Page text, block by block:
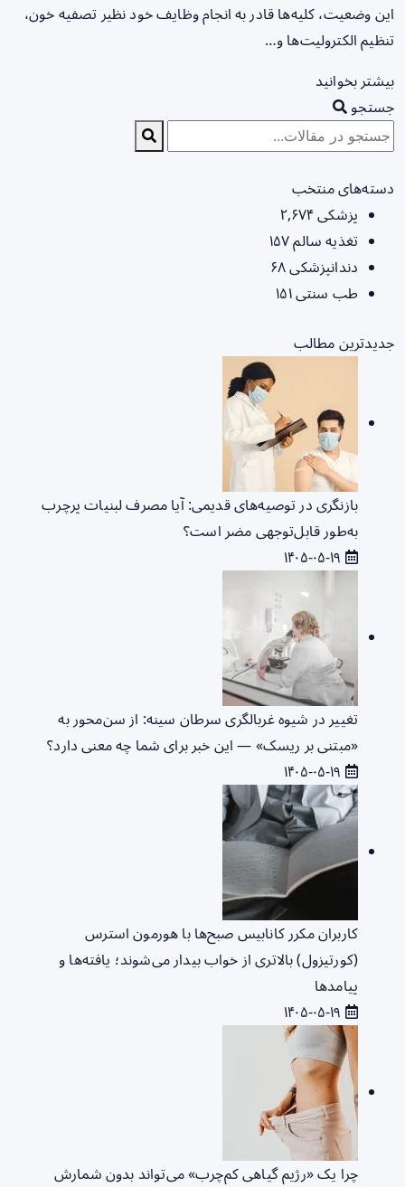
این وضعیت، کلیه‌ها قادر به انجام وظایف خود نظیر تصفیه خون،
تنظیم الکترولیت‌ها و…
بیشتر بخوانید
جستجو
دسته‌های منتخب
پزشکی۲,۶۷۴
تغذیه سالم۱۵۷
دندانپزشکی۶۸
طب سنتی۱۵۱
جدیدترین مطالب
بازنگری در توصیه‌های قدیمی: آیا مصرف لبنیات پرچرب
به‌طور قابل‌توجهی مضر است؟
تغییر در شیوه غربالگری سرطان سینه: از سن‌محور به
«مبتنی بر ریسک» — این خبر برای شما چه معنی دارد؟
کاربران مکرر کانابیس صبح‌ها با هورمون استرس
(کورتیزول) بالاتری از خواب بیدار می‌شوند؛ یافته‌ها و
پیامدها
چرا یک «رژیم گیاهی کم‌چرب» می‌تواند بدون شمارش